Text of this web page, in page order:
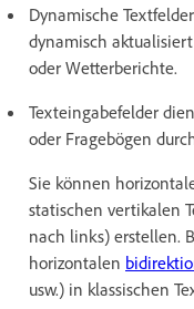
Dynamische
dynamisch
oder Wetterberichte.
Texteingabefelder
oder Fragebögen
Sie können
statischen vertikalen
nach links) erstellen.
horizontalen
usw.) in klassischen